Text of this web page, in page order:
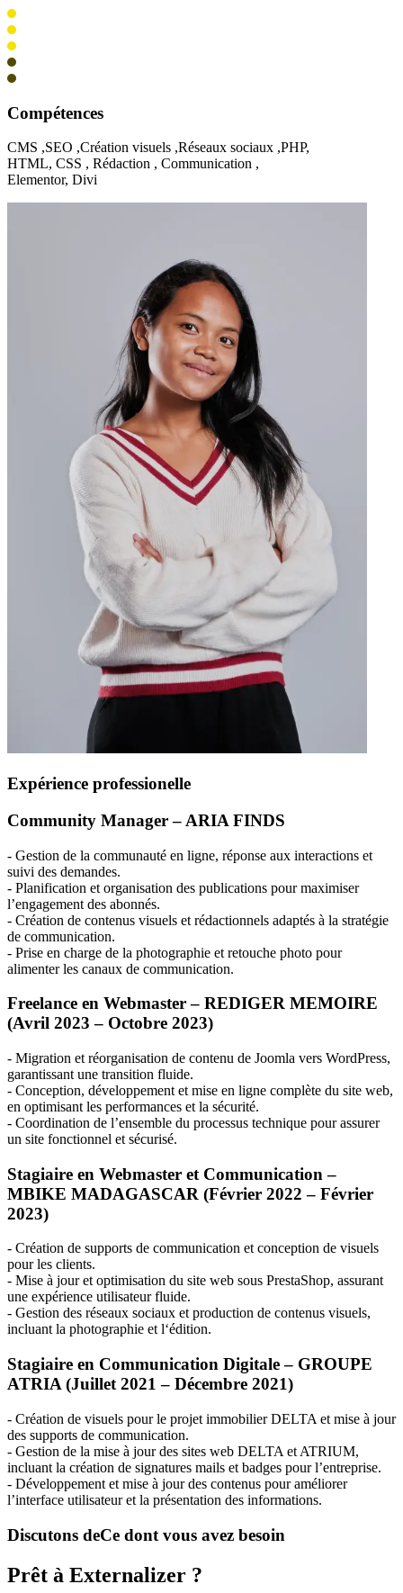
Compétences
CMS ,SEO ,Création visuels ,Réseaux sociaux ,PHP,
HTML, CSS , Rédaction , Communication ,
Elementor, Divi
Expérience professionelle
Community Manager – ARIA FINDS
- Gestion de la communauté en ligne, réponse aux interactions et
suivi des demandes.
- Planification et organisation des publications pour maximiser
l’engagement des abonnés.
- Création de contenus visuels et rédactionnels adaptés à la stratégie
de communication.
- Prise en charge de la photographie et retouche photo pour
alimenter les canaux de communication.
Freelance en Webmaster – REDIGER MEMOIRE
(Avril 2023 – Octobre 2023)
- Migration et réorganisation de contenu de Joomla vers WordPress,
garantissant une transition fluide.
- Conception, développement et mise en ligne complète du site web,
en optimisant les performances et la sécurité.
- Coordination de l’ensemble du processus technique pour assurer
un site fonctionnel et sécurisé.
Stagiaire en Webmaster et Communication –
MBIKE MADAGASCAR (Février 2022 – Février
2023)
- Création de supports de communication et conception de visuels
pour les clients.
- Mise à jour et optimisation du site web sous PrestaShop, assurant
une expérience utilisateur fluide.
- Gestion des réseaux sociaux et production de contenus visuels,
incluant la photographie et l‘édition.
Stagiaire en Communication Digitale – GROUPE
ATRIA (Juillet 2021 – Décembre 2021)
- Création de visuels pour le projet immobilierDELTA et mise à jour
des supports de communication.
- Gestion de la mise à jour des sites web DELTA et ATRIUM,
incluant la création de signatures mails et badges pour l’entreprise.
- Développement et mise à jour des contenus pour améliorer
l’interface utilisateur et la présentation des informations.
Discutons deCe dont vous avez besoin
Prêt à Externalizer ?